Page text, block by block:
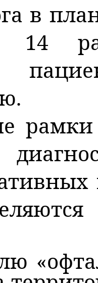
в
14
рамки